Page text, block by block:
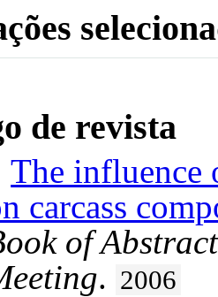
de revista
The influence
carcass
of
. 2006